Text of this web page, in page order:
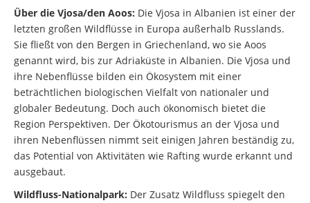
Über die Vjosa/den Aoos: Die Vjosa in Albanien ist einer der
letzten großen Wildflüsse in Europa außerhalb Russlands.
Sie fließt von den Bergen in Griechenland, wo sie Aoos
genannt wird, bis zur Adriaküste in Albanien. Die Vjosa und
ihre Nebenflüsse bilden ein Ökosystem mit einer
beträchtlichen biologischen Vielfalt von nationaler und
globaler Bedeutung. Doch auch ökonomisch bietet die
Region Perspektiven. Der Ökotourismus an der Vjosa und
ihren Nebenflüssen nimmt seit einigen Jahren beständig zu,
das Potential von Aktivitäten wie Rafting wurde erkannt und
ausgebaut.
Wildfluss-Nationalpark: Der Zusatz Wildfluss spiegelt den